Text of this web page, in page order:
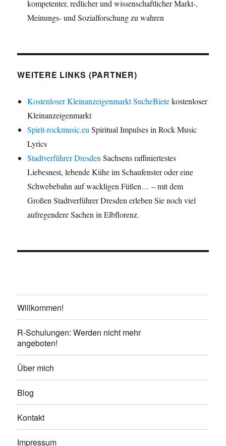
kompetenter, redlicher und wissenschaftlicher Markt-,
Meinungs- und Sozialforschung zu wahren
WEITERE LINKS (PARTNER)
Kostenloser Kleinanzeigenmarkt SucheBietekostenloser
Kleinanzeigenmarkt
Spirit-rockmusic.eu Spiritual Impulses in Rock Music
Lyrics
Stadtverführer Dresden Sachsens raffiniertestes
Liebesnest, lebende Kühe im Schaufenster oder eine
Schwebebahn auf wackligen Füßen… – mit dem
Großen Stadtverführer Dresden erleben Sie noch viel
aufregendere Sachen in Elbflorenz.
Willkommen!
R-Schulungen: Werden nicht mehr
angeboten!
Über mich
Blog
Kontakt
Impressum